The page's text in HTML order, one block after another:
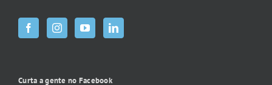
Curta a gente no Facebook